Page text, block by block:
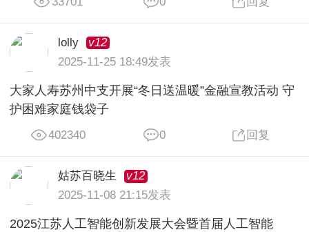
lolly
v12
2025-11-25 18:49发表
大家人寿苏州中支开展“冬日送温暖”金融宣教活动 守
护困难家庭钱袋子
402340 0 回复
姑苏百晓生
v12
2025-11-08 21:15发表
2025江苏人工智能创新发展大会暨首届人工智能